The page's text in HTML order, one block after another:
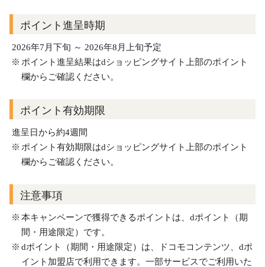
ポイント進呈時期
2026年7月下旬 ～ 2026年8月上旬予定
ポイント進呈結果はdショッピングサイト上部のポイント
欄からご確認ください。
ポイント有効期限
進呈日から約4週間
ポイント有効期限はdショッピングサイト上部のポイント
欄からご確認ください。
注意事項
本キャンペーンで獲得できるポイントは、dポイント（期
間・用途限定）です。
dポイント（期間・用途限定）は、ドコモコンテンツ、dポ
イント加盟店で利用できます。一部サービスでご利用いた